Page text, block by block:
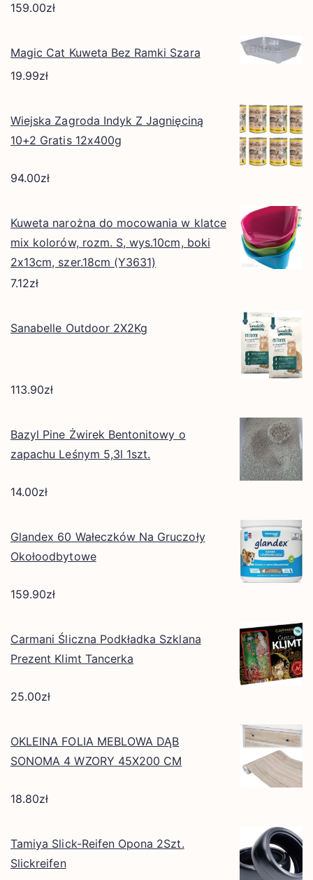
159.00zł
Magic Cat Kuweta Bez Ramki Szara
19.99zł
Wiejska Zagroda Indyk Z Jagnięciną
10+2 Gratis 12x400g
94.00zł
Kuweta narożna do mocowania w klatce
mix kolorów, rozm. S, wys.10cm, boki
2x13cm, szer.18cm (Y3631)
7.12zł
Sanabelle Outdoor 2X2Kg
113.90zł
Bazyl Pine Żwirek Bentonitowy o
zapachu Leśnym 5,3l 1szt.
14.00zł
Glandex 60 Wałeczków Na Gruczoły
Okołoodbytowe
159.90zł
Carmani Śliczna Podkładka Szklana
Prezent Klimt Tancerka
25.00zł
OKLEINA FOLIA MEBLOWA DĄB
SONOMA 4 WZORY 45X200 CM
18.80zł
Tamiya Slick-Reifen Opona 2Szt.
Slickreifen